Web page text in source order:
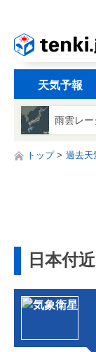
天気予報
雨雲レー
トップ 過去天
日本付